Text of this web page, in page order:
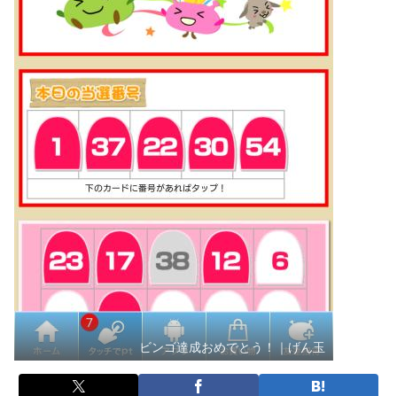
ビンゴ達成おめでとう！｜げん玉